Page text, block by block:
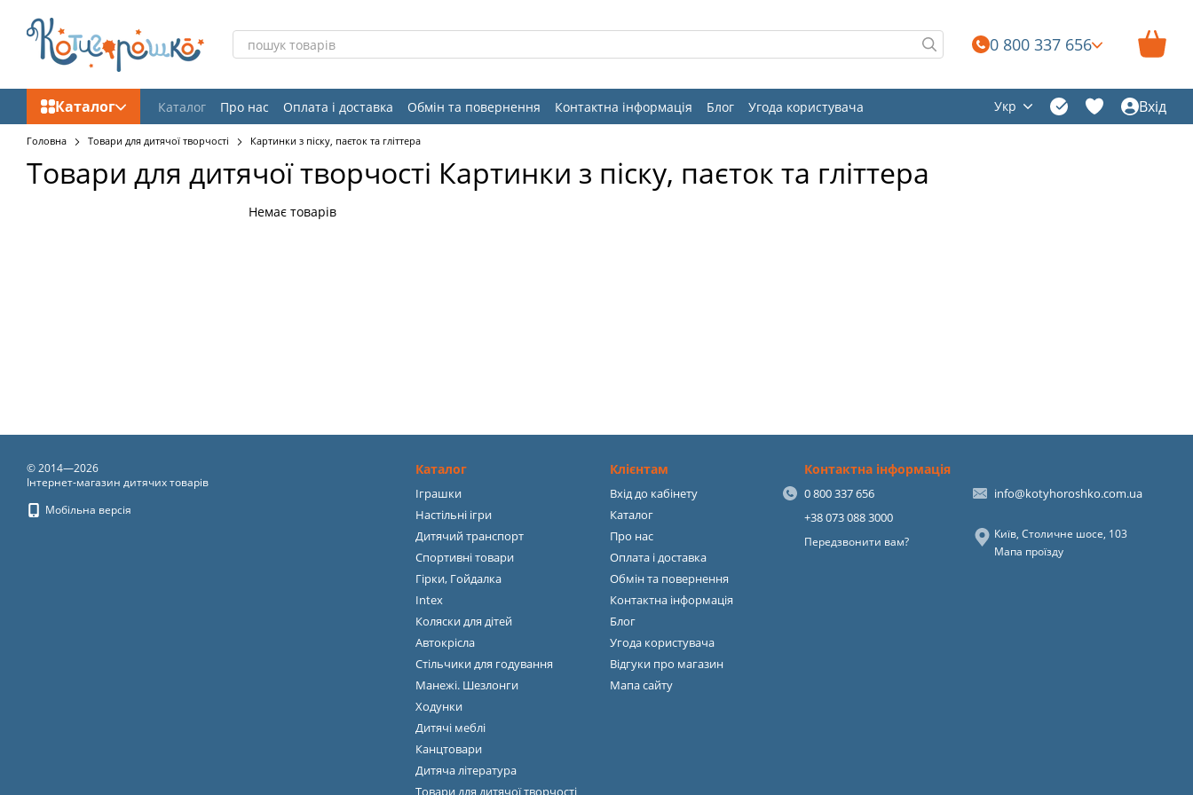
0 800 337 656
Каталог Каталог Про нас Оплата і доставка Обмін та повернення Контактна інформація Блог
Угода користувача
Відгуки про магазин
Укр Вхід
Головна Товари для дитячої творчості Картинки з піску, паєток та гліттера
Товари для дитячої творчості Картинки з піску, паєток та гліттера
Немає товарів
© 2014—2026
Інтернет-магазин дитячих товарів
Мобільна версія
Каталог
Іграшки
Настільні ігри
Дитячий транспорт
Спортивні товари
Гірки, Гойдалка
Intex
Коляски для дітей
Автокрісла
Стільчики для годування
Манежі. Шезлонги
Ходунки
Дитячі меблі
Канцтовари
Дитяча література
Товари для дитячої творчості
Клієнтам
Вхід до кабінету
Каталог
Про нас
Оплата і доставка
Обмін та повернення
Контактна інформація
Блог
Угода користувача
Відгуки про магазин
Мапа сайту
Контактна інформація
0 800 337 656
+38 073 088 3000
Передзвонити вам?
info@kotyhoroshko.com.ua
Київ, Столичне шосе, 103
Мапа проїзду